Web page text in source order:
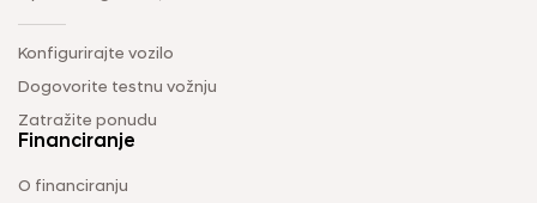
Konfigurirajte vozilo
Dogovorite testnu vožnju
Zatražite ponudu
Financiranje
O financiranju